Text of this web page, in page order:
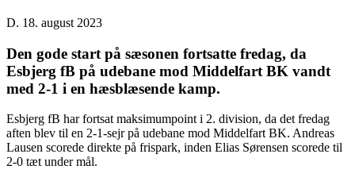
D. 18. august 2023
Den gode start på sæsonen fortsatte fredag, da
Esbjerg fB på udebane mod Middelfart BK vandt
med 2-1 i en hæsblæsende kamp.
Esbjerg fB har fortsat maksimumpoint i 2. division, da det fredag
aften blev til en 2-1-sejr på udebane mod Middelfart BK. Andreas
Lausen scorede direkte på frispark, inden Elias Sørensen scorede til
2-0 tæt under mål.